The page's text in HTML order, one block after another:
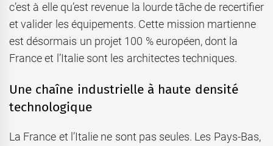
c’est à elle qu’est revenue la lourde tâche de recertifier
et valider les équipements. Cette mission martienne
est désormais un projet 100 % européen, dont la
France et l’Italie sont les architectes techniques.
Une chaîne industrielle à haute densité
technologique
La France et l’Italie ne sont pas seules. Les Pays-Bas,